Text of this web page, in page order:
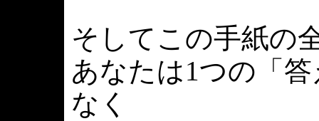
そしてこの手紙の
あなたは1つの「
なく